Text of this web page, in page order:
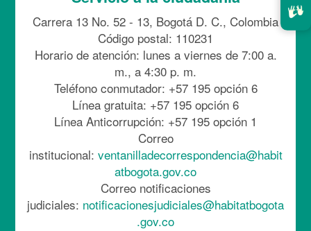
Carrera 13 No. 52 - 13, Bogotá D. C., Colombia
Código postal: 110231
Horario de atención: lunes a viernes de 7:00 a.
m., a 4:30 p. m.
Teléfono conmutador: +57 195 opción 6
Línea gratuita: +57 195 opción 6
Línea Anticorrupción: +57 195 opción 1
Correo
institucional: ventanilladecorrespondencia@habit
atbogota.gov.co
Correo notificaciones
judiciales: notificacionesjudiciales@habitatbogota
.gov.co